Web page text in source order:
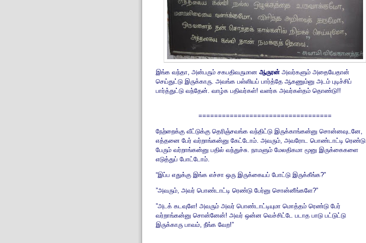
இங்க வந்தா, அன்பரும் சகபதிவருமான ஆருரன்அவர்களும் அதையேதான்
செய்துட்டு இருக்காரு. அவங்க பள்ளியப் பார்த்தே ஆகணும்னு அடம் புடிச்சிப்
பார்த்துட்டு வந்தேன். வாழ்க பதிவர்கள்! வளர்க அவர்கள்தம் தொண்டு!!
==================================
நேற்றைக்கு வீட்டுக்கு தெரிஞ்சவங்க வந்திட்டு இருக்காங்கன்னு சொன்னவுடனே,
எத்தனை பேர் வர்றாங்கன்னு கேட்டோம். அவரும், அவரோட பொண்டாட்டி ரெண்டு
பேரும் வர்றாங்கன்னு பதில் வந்துச்சு. நாமளும் மேலதிகமா மூனு இருக்கைகளை
எடுத்துப் போட்டோம்.
“இப்ப எதுக்கு இங்க எச்சா ஒரு இருக்கையப் போட்டு இருக்கீங்க?”
”அவரும், அவர் பொண்டாட்டி ரெண்டு பேர்னு சொன்னீங்களே?”
”அடக் கடவுளே! அவரும் அவர் பொண்டாட்டியுமா மொத்தம் ரெண்டு பேர்
வர்றாங்கன்னு சொன்னேன்! அவர் ஒன்ன வெச்சிட்டே படாத பாடு பட்டுட்டு
இருக்காரு பாவம், நீங்க வேற!”